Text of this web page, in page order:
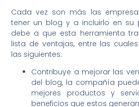
Cada vez son más las
tener un blog y a incluirlo en su
debe a que esta herramienta
lista de ventajas, entre las
las siguientes:
Contribuye a mejorar las
del blog, la compañía
mejores productos y
beneficios que estos